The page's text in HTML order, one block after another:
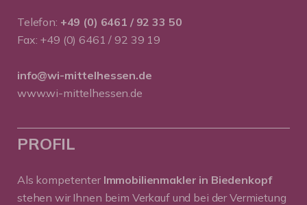
Telefon: +49 (0) 6461 / 92 33 50
Fax: +49 (0) 6461 / 92 39 19
info@wi-mittelhessen.de
www.wi-mittelhessen.de
PROFIL
Als kompetenter Immobilienmakler in Biedenkopf
stehen wir Ihnen beim Verkauf und bei der Vermietung